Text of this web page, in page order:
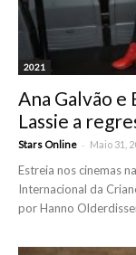
2021
Ana Galvão e
Lassie a
Stars Online - Maio 31,
Estreia nos cinemas
Internacional da
por Hanno